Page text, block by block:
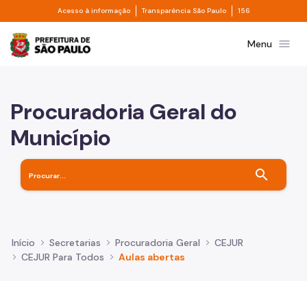
Pular para o Conteúdo principal
Acesso à informação Divisor de acesso à informação
Transparência São Paulo Divisor de
156
Prefeitura de São PauloMenu menu
Procuradoria Geral do
Município
search
Início Secretarias Procuradoria Geral
CEJUR
CEJUR Para Todos
Aulas abertas